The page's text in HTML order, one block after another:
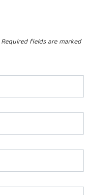
Required fields are marked